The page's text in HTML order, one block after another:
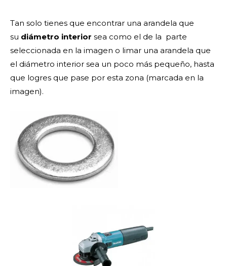
Tan solo tienes que encontrar una arandela que
su diámetro interior sea como el de la parte
seleccionada en la imagen o limar una arandela que
el diámetro interior sea un poco más pequeño, hasta
que logres que pase por esta zona (marcada en la
imagen).